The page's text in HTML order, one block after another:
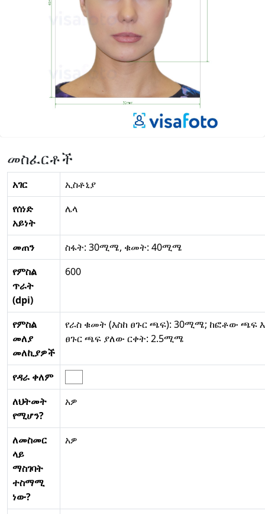
መስፈርቶች
አገር
ኢስቶኒያ
የሰነድ
አይነት
ሌላ
መጠን
ስፋት: 30ሚሜ, ቁመት: 40ሚሜ
የምስል
ጥራት
(dpi)
600
የምስል
መለያ
መለኪያዎች
የራስ ቁመት (እስከ ፀጉር ጫፍ): 30ሚሜ; ከፎቶው ጫፍ
ፀጉር ጫፍ ያለው ርቀት: 2.5ሚሜ
የዳራ ቀለም
ለህትመት
የሚሆን?
አዎ
ለመስመር
ላይ
ማስገባት
ተስማሚ
ነው?
አዎ